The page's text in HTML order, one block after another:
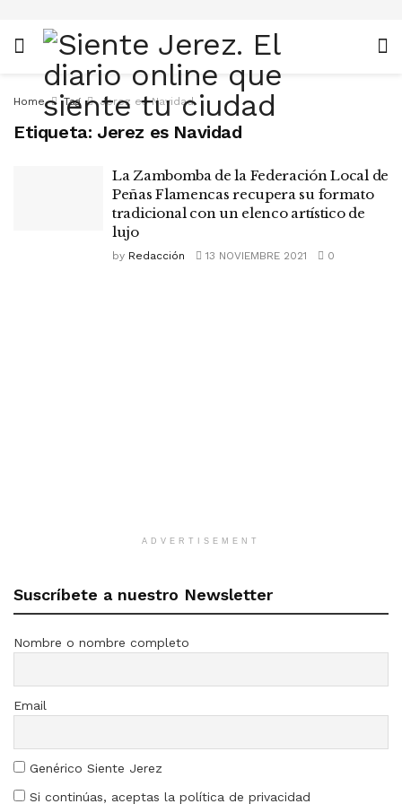
Home Tag Jerez es Navidad
Etiqueta: Jerez es Navidad
La Zambomba de la Federación Local de
Peñas Flamencas recupera su formato
tradicional con un elenco artístico de
lujo
by Redacción 13 NOVIEMBRE 2021 0
ADVERTISEMENT
Suscríbete a nuestro Newsletter
Nombre o nombre completo
Email
Genérico Siente Jerez
Si continúas, aceptas la política de privacidad